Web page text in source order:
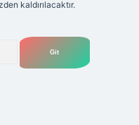
kaldırılacaktır.